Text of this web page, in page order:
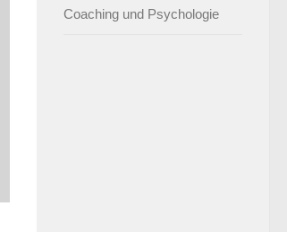
Coaching und Psychologie